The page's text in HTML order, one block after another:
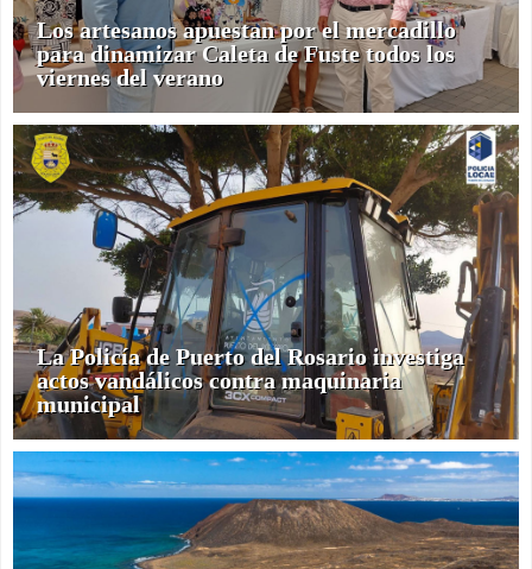
Los artesanos apuestan por el mercadillo
para dinamizar Caleta de Fuste todos los
viernes del verano
La Policía de Puerto del Rosario investiga
actos vandálicos contra maquinaria
municipal